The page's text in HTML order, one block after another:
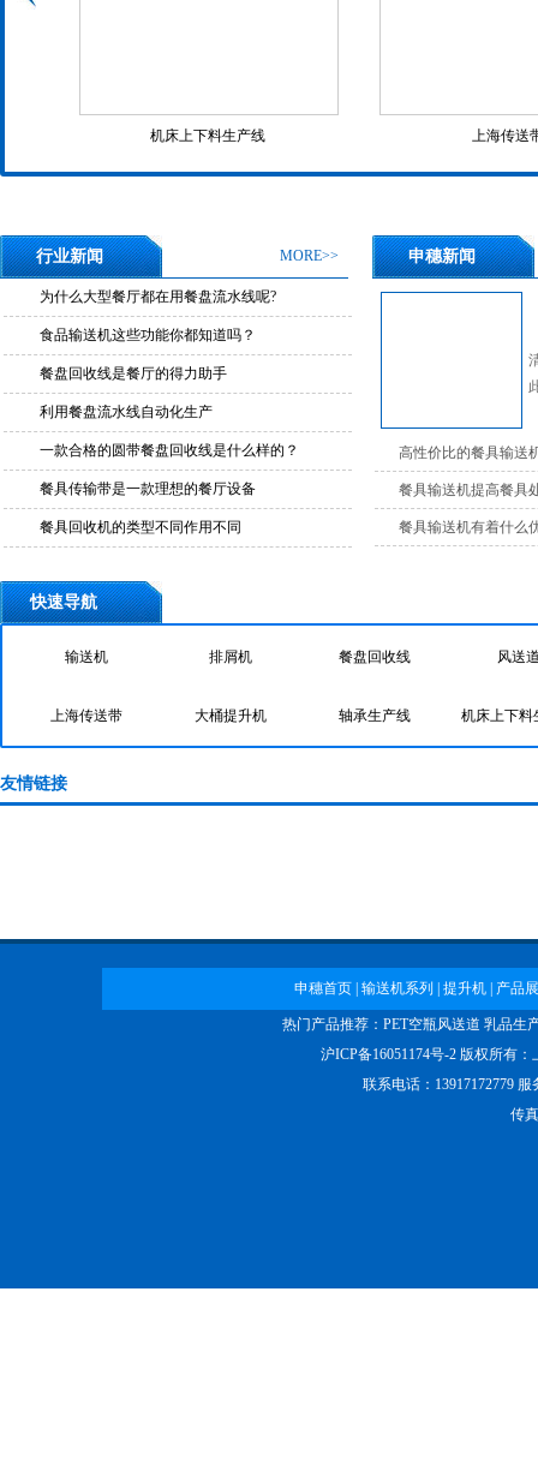
机床上下料生产线 上海传送
行业新闻 MORE>>
为什么大型餐厅都在用餐盘流水线呢?
食品输送机这些功能你都知道吗？
餐盘回收线是餐厅的得力助手
利用餐盘流水线自动化生产
一款合格的圆带餐盘回收线是什么样的？
餐具传输带是一款理想的餐厅设备
餐具回收机的类型不同作用不同
申穗新闻
高性价比的餐具输送
餐具输送机提高餐具
餐具输送机有着什么
快速导航
输送机
上海传送带 大桶提升机 轴承生产线 机床上下
柔性链输送机 螺旋输送机 龙骨链输送机 带工作台皮
申穗输送机
友情链接
申穗首页| 输送机系列 提升机| 产品
热门产品推荐： PET空瓶风送道 乳品生
沪ICP备16051174号-2 版权所有：
联系电话：13917172779
传